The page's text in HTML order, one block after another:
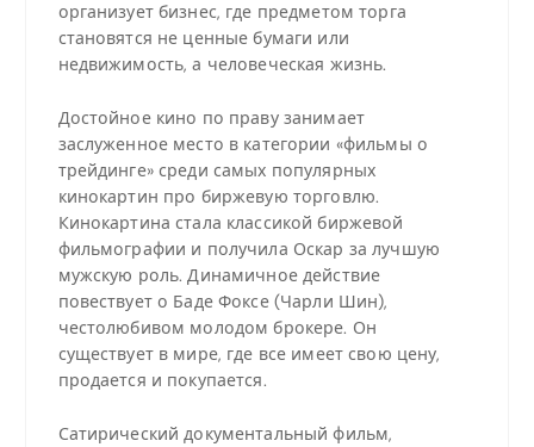
организует бизнес, где предметом торга
становятся не ценные бумаги или
недвижимость, а человеческая жизнь.
Достойное кино по праву занимает
заслуженное место в категории «фильмы о
трейдинге» среди самых популярных
кинокартин про биржевую торговлю.
Кинокартина стала классикой биржевой
фильмографии и получила Оскар за лучшую
мужскую роль. Динамичное действие
повествует о Баде Фоксе (Чарли Шин),
честолюбивом молодом брокере. Он
существует в мире, где все имеет свою цену,
продается и покупается.
Сатирический документальный фильм,